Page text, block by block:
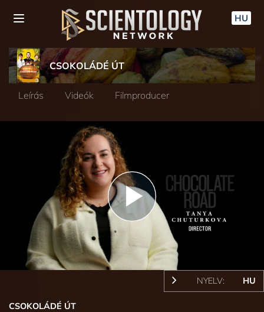
HU
CSOKOLÁDÉ ÚT
Leírás Videók Filmproducer
Play
Video
NYELV: HU
CSOKOLÁDÉ ÚT